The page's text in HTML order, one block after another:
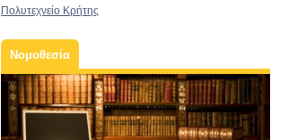
Πολυτεχνείο Κρήτης
Νομοθεσία